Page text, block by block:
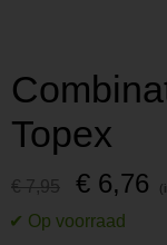
Topex
€ 7,95 € 6,76